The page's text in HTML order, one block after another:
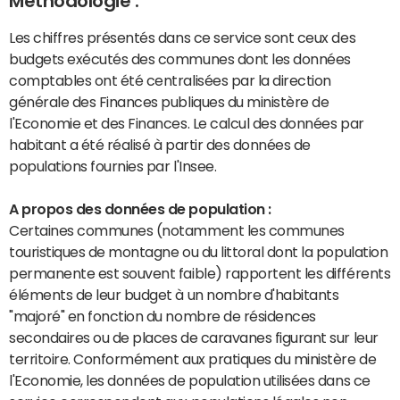
Les chiffres présentés dans ce service sont ceux des
budgets exécutés des communes dont les données
comptables ont été centralisées par la direction
générale des Finances publiques du ministère de
l'Economie et des Finances. Le calcul des données par
habitant a été réalisé à partir des données de
populations fournies par l'Insee.
A propos des données de population :
Certaines communes (notamment les communes
touristiques de montagne ou du littoral dont la population
permanente est souvent faible) rapportent les différents
éléments de leur budget à un nombre d'habitants
"majoré" en fonction du nombre de résidences
secondaires ou de places de caravanes figurant sur leur
territoire. Conformément aux pratiques du ministère de
l'Economie, les données de population utilisées dans ce